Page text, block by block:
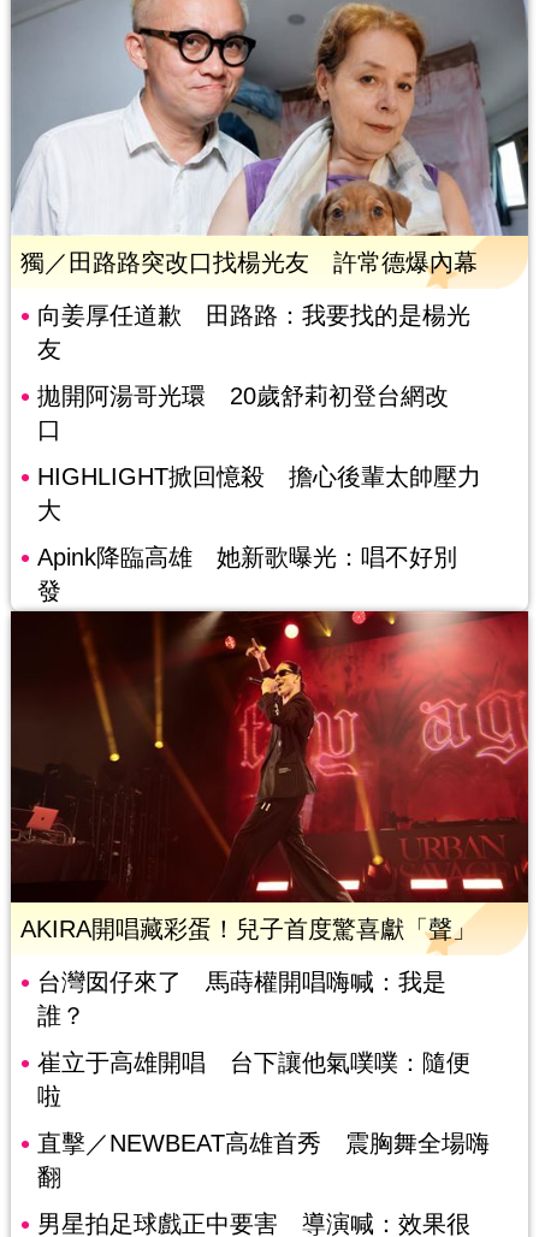
獨／田路路突改口找楊光友 許常德爆內幕
向姜厚任道歉 田路路：我要找的是楊光
友
拋開阿湯哥光環 20歲舒莉初登台網改
口
HIGHLIGHT掀回憶殺 擔心後輩太帥壓力
大
Apink降臨高雄 她新歌曝光：唱不好別
發
AKIRA開唱藏彩蛋！兒子首度驚喜獻「聲」
台灣囡仔來了 馬蒔權開唱嗨喊：我是
誰？
崔立于高雄開唱 台下讓他氣噗噗：隨便
啦
直擊／NEWBEAT高雄首秀 震胸舞全場嗨
翻
男星拍足球戲正中要害 導演喊：效果很